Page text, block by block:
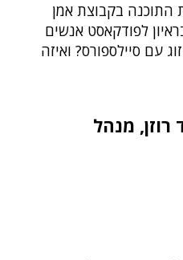
התוכנה בקבוצת אמן
לפודקאסט אנשים
עם סיילספורס? ואיזה
מנהל